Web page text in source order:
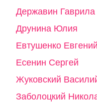
Державин Гаврила
Друнина Юлия
Евтушенко Евгений
Есенин Сергей
Жуковский
Заболоцкий